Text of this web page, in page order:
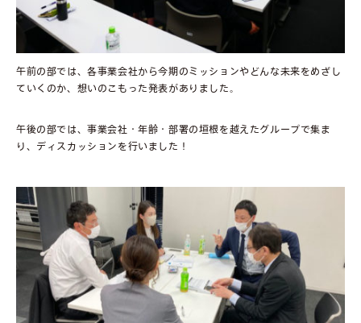
午前の部では、各事業会社から今期のミッションやどんな未来をめざし
ていくのか、想いのこもった発表がありました。
午後の部では、事業会社・年齢・部署の垣根を越えたグループで集ま
り、ディスカッションを行いました！